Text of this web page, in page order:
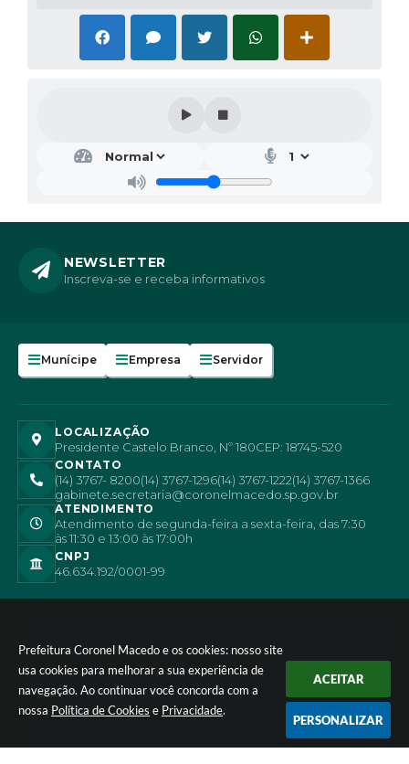
Prefeitura Coronel Macedo e os cookies: nosso site
usa cookies para melhorar a sua experiência de
navegação. Ao continuar você concorda com a
nossa Política de Cookies e Privacidade.
ACEITAR
PERSONALIZAR
NEWSLETTER
Inscreva-se e receba informativos
Munícipe Empresa Servidor
LOCALIZAÇÃO
Presidente Castelo Branco, Nº 180CEP: 18745-520
CONTATO
(14) 3767- 8200(14) 3767-1296(14) 3767-1222(14) 3767-1366
gabinete.secretaria@coronelmacedo.sp.gov.br
ATENDIMENTO
Atendimento de segunda-feira a sexta-feira, das 7:30
às 11:30 e 13:00 às 17:00h
CNPJ
46.634.192/0001-99